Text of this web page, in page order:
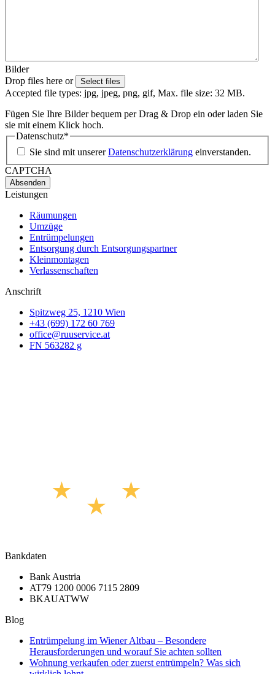
Bilder
Drop files here or
Select files
Accepted file types: jpg, jpeg, png, gif, Max. file size: 32 MB.
Fügen Sie Ihre Bilder bequem per Drag & Drop ein oder laden Sie
sie mit einem Klick hoch.
Datenschutz*
Sie sind mit unsererDatenschutzerklärung einverstanden.
CAPTCHA
Leistungen
Räumungen
Umzüge
Entrümpelungen
Entsorgung durch Entsorgungspartner
Kleinmontagen
Verlassenschaften
Anschrift
Spitzweg 25, 1210 Wien
+43 (699) 172 60 769
office@ruuservice.at
FN 563282 g
Bankdaten
Bank Austria
AT79 1200 0006 7115 2809
BKAUATWW
Blog
Entrümpelung im Wiener Altbau – Besondere
Herausforderungen und worauf Sie achten sollten
Wohnung verkaufen oder zuerst entrümpeln? Was sich